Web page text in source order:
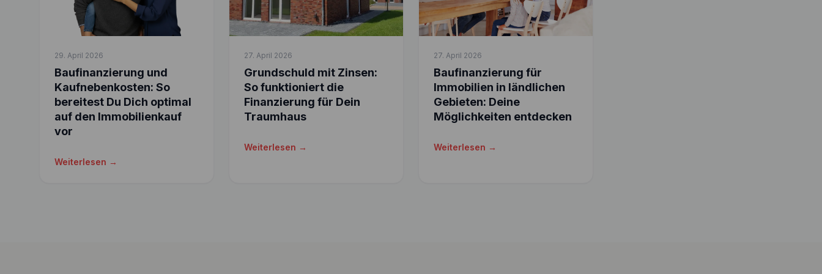
29. April 2026
Baufinanzierung und
Kaufnebenkosten: So
bereitest Du Dich optimal
auf den Immobilienkauf
vor
Weiterlesen →
27. April 2026
Grundschuld mit Zinsen:
So funktioniert die
Finanzierung für Dein
Traumhaus
Weiterlesen →
27. April 2026
Baufinanzierung für
Immobilien in ländlichen
Gebieten: Deine
Möglichkeiten entdecken
Weiterlesen →